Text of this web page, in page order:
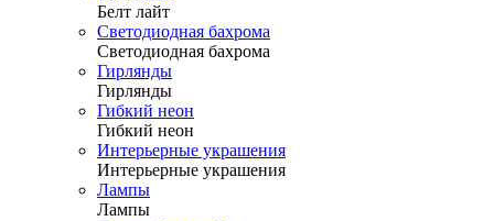
Белт лайт
Светодиодная бахрома
Светодиодная бахрома
Гирлянды
Гирлянды
Гибкий неон
Гибкий неон
Интерьерные украшения
Интерьерные украшения
Лампы
Лампы